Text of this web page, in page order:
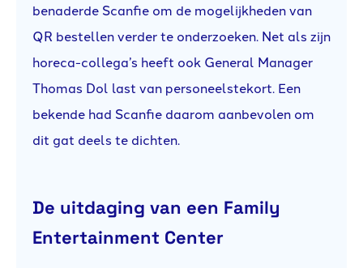
benaderde Scanfie om de mogelijkheden van
QR bestellen verder te onderzoeken. Net als zijn
horeca-collega’s heeft ook General Manager
Thomas Dol last van personeelstekort. Een
bekende had Scanfie daarom aanbevolen om
dit gat deels te dichten.
De uitdaging van een Family
Entertainment Center